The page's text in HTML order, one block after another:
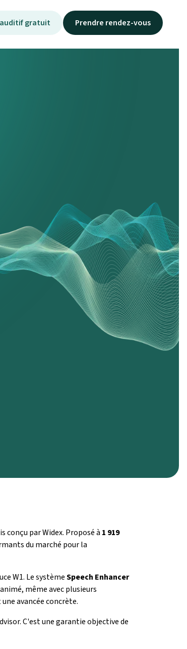
gratuit Prendre rendez-vous
conçu par Widex. Proposé à 1 919
du marché pour la
W1. Le systèmeSpeech Enhancer
même avec plusieurs
avancée concrète.
C'est une garantie objective de